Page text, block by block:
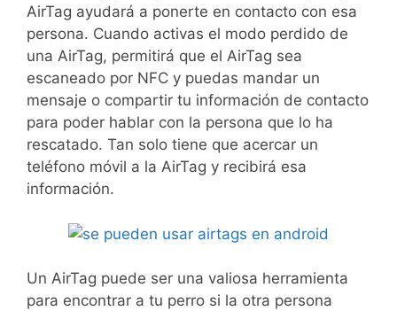
AirTag ayudará a ponerte en contacto con esa
persona. Cuando activas el modo perdido de
una AirTag, permitirá que el AirTag sea
escaneado por NFC y puedas mandar un
mensaje o compartir tu información de contacto
para poder hablar con la persona que lo ha
rescatado. Tan solo tiene que acercar un
teléfono móvil a la AirTag y recibirá esa
información.
Un AirTag puede ser una valiosa herramienta
para encontrar a tu perro si la otra persona